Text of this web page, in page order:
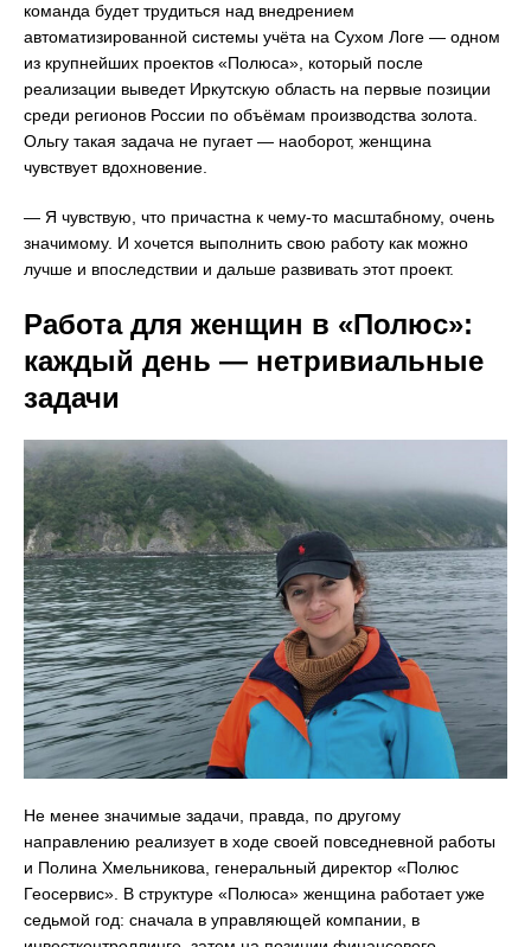
команда будет трудиться над внедрением
автоматизированной системы учёта на Сухом Логе — одном
из крупнейших проектов «Полюса», который после
реализации выведет Иркутскую область на первые позиции
среди регионов России по объёмам производства золота.
Ольгу такая задача не пугает — наоборот, женщина
чувствует вдохновение.
— Я чувствую, что причастна к чему-то масштабному, очень
значимому. И хочется выполнить свою работу как можно
лучше и впоследствии и дальше развивать этот проект.
Работа для женщин в «Полюс»:
каждый день — нетривиальные
задачи
Не менее значимые задачи, правда, по другому
направлению реализует в ходе своей повседневной работы
и Полина Хмельникова, генеральный директор «Полюс
Геосервис». В структуре «Полюса» женщина работает уже
седьмой год: сначала в управляющей компании, в